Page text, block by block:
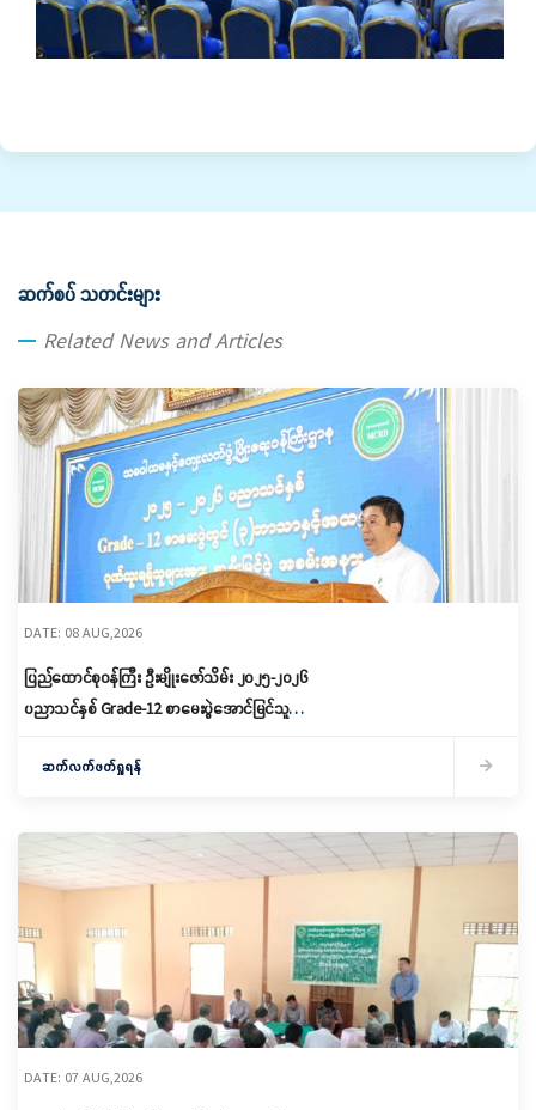
ဆက်စပ် သတင်းများ
Related News and Articles
DATE: 08 AUG,2026
ပြည်ထောင်စုဝန်ကြီး ဦးမျိုးဇော်သိမ်း ၂၀၂၅-၂၀၂၆
ပညာသင်နှစ် Grade-12 စာမေးပွဲအောင်မြင်သူများ
ဆက်လက်ဖတ်ရှုရန်
DATE: 07 AUG,2026